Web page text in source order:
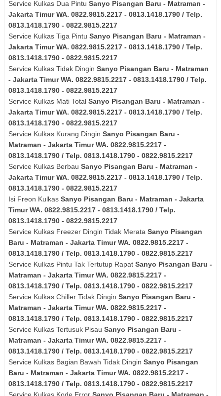
Service Kulkas Dua Pintu Sanyo Pisangan Baru - Matraman -
Jakarta TimurWA. 0822.9815.2217 - 0813.1418.1790 / Telp.
0813.1418.1790 - 0822.9815.2217
Service Kulkas Tiga Pintu Sanyo Pisangan Baru - Matraman -
Jakarta TimurWA. 0822.9815.2217 - 0813.1418.1790 / Telp.
0813.1418.1790 - 0822.9815.2217
Service Kulkas Tidak Dingin Sanyo Pisangan Baru - Matraman
- Jakarta TimurWA. 0822.9815.2217 - 0813.1418.1790 / Telp.
0813.1418.1790 - 0822.9815.2217
Service Kulkas Mati Total Sanyo Pisangan Baru - Matraman -
Jakarta TimurWA. 0822.9815.2217 - 0813.1418.1790 / Telp.
0813.1418.1790 - 0822.9815.2217
Service Kulkas Kurang Dingin Sanyo Pisangan Baru -
Matraman - Jakarta TimurWA. 0822.9815.2217 -
0813.1418.1790 / Telp. 0813.1418.1790 - 0822.9815.2217
Service Kulkas Berbau Sanyo Pisangan Baru - Matraman -
Jakarta TimurWA. 0822.9815.2217 - 0813.1418.1790 / Telp.
0813.1418.1790 - 0822.9815.2217
Isi Freon Kulkas Sanyo Pisangan Baru - Matraman - Jakarta
TimurWA. 0822.9815.2217 - 0813.1418.1790 / Telp.
0813.1418.1790 - 0822.9815.2217
Service Kulkas Freezer Dingin Tidak Merata Sanyo Pisangan
Baru - Matraman - Jakarta TimurWA. 0822.9815.2217 -
0813.1418.1790 / Telp. 0813.1418.1790 - 0822.9815.2217
Service Kulkas Pintu Tak Tertutup Rapat Sanyo Pisangan Baru -
Matraman - Jakarta TimurWA. 0822.9815.2217 -
0813.1418.1790 / Telp. 0813.1418.1790 - 0822.9815.2217
Service Kulkas Chiller Tidak Dingin Sanyo Pisangan Baru -
Matraman - Jakarta TimurWA. 0822.9815.2217 -
0813.1418.1790 / Telp. 0813.1418.1790 - 0822.9815.2217
Service Kulkas Tertusuk Pisau Sanyo Pisangan Baru -
Matraman - Jakarta TimurWA. 0822.9815.2217 -
0813.1418.1790 / Telp. 0813.1418.1790 - 0822.9815.2217
Service Kulkas Bagian Bawah Tidak Dingin Sanyo Pisangan
Baru - Matraman - Jakarta TimurWA. 0822.9815.2217 -
0813.1418.1790 / Telp. 0813.1418.1790 - 0822.9815.2217
Service Kulkas Kode Error Sanyo Pisangan Baru - Matraman -